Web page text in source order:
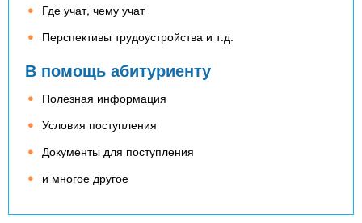
Где учат, чему учат
Перспективы трудоустройства и т.д.
В помощь абитуриенту
Полезная информация
Условия поступления
Документы для поступления
и многое другое